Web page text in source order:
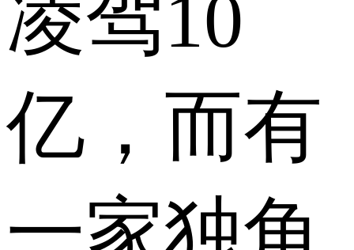
凌驾10
亿，而有